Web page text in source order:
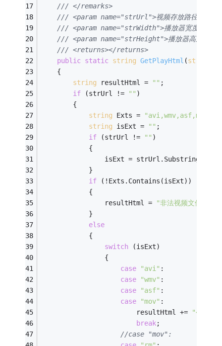
/// </remarks>
/// <param name="strUrl">视频存放路径</
/// <param name="strWidth">播放器宽度</
/// <param name="strHeight">播放器高度</
/// <returns></returns>
public static string GetPlayHtml (string
    {
string resultHtml = "" ;
if (strUrl != "" )
        {
string Exts =
string isExt = "" ;
if (strUrl != "" )
            {
isExt =
            }
if (!Exts.Contains(isExt))
            {
                resultHtml =
"非法视频文件"
            }
else
            {
switch (isExt)
                {
case
"avi" :
case
"wmv" :
case
"asf" :
case
"mov" :
                        resultHtml +=
break;
//case "mov":